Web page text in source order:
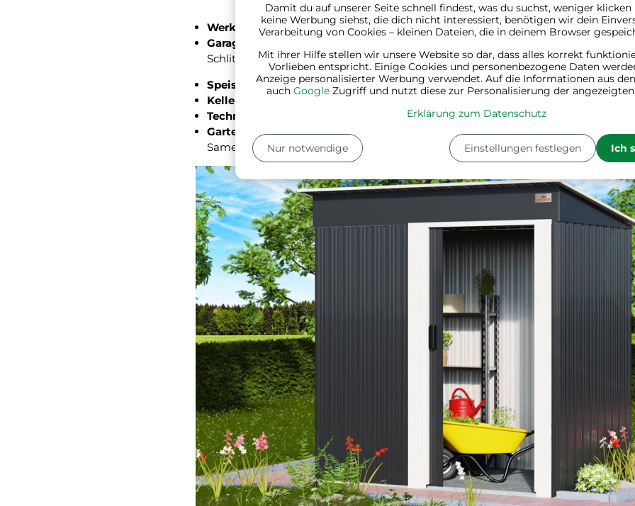
Werkstatt–werkzeuge, geräte, Werkzeuge, diverse Hilfsmittel...
Garage
Schlitten, Schwimmbad)....),Gartengeräte...
Speisekammer– Konserven und andere haltbare Lebensmittel, Küchengeräte,
Keller
- seltener genutzte Dinge, Sportgeräte, Konserven, ...
Technikraum
- Reinigungsmittel, Reinigungswerkzeuge, Wäschekorb...
Gartenhaus–Gartengeräte ,Werkzeuge, diverse Gartengeräte (z.B.
Samen)...
Damit du auf unserer Seite schnell findest, was du suchst, weniger
keine Werbung siehst, die dich nicht interessiert, benötigen wir dein
Verarbeitung von Cookies – kleinen Dateien, die in deinem Browser
Mit ihrer Hilfe stellen wir unsere Website so dar, dass alles korrekt
Vorlieben entspricht. Einige Cookies und personenbezogene Daten
Anzeige personalisierter Werbung verwendet. Auf die Informationen aus
auch Google Zugriff und nutzt diese zur Personalisierung der
Erklärung zum Datenschutz
Einstellungen festlegen Ich
Nur notwendige